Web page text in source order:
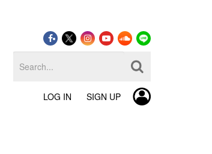
LOG IN SIGN UP